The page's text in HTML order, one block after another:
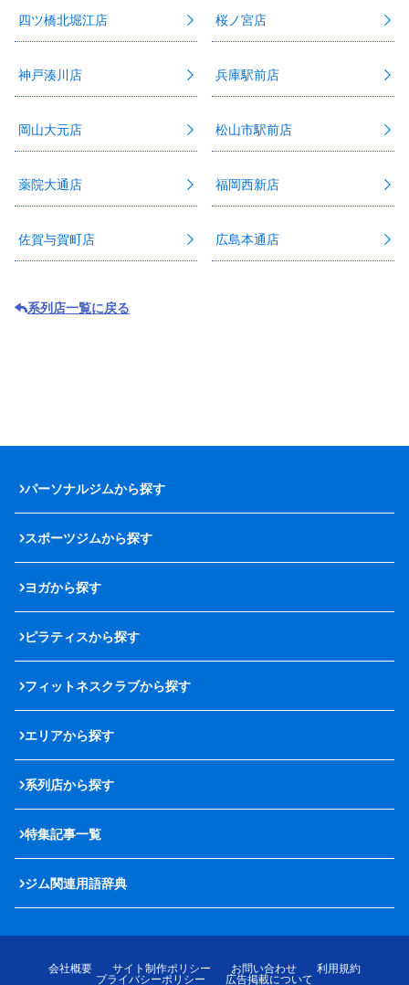
四ツ橋北堀江店 桜ノ宮店
神戸湊川店 兵庫駅前店
岡山大元店 松山市駅前店
薬院大通店 福岡西新店
佐賀与賀町店 広島本通店
系列店一覧に戻る
パーソナルジムから探す
スポーツジムから探す
ヨガから探す
ピラティスから探す
フィットネスクラブから探す
エリアから探す
系列店から探す
特集記事一覧
ジム関連用語辞典
会社概要 サイト制作ポリシー お問い合わせ
利用規約
プライバシーポリシー
広告掲載について